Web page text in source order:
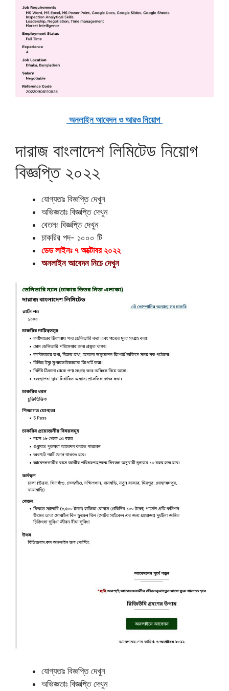
অনলাইন আবেদন ও আরও নিয়োগ
দারাজ বাংলাদেশ লিমিটেড নিয়োগ
বিজ্ঞপ্তি ২০২২
যোগ্যতাঃ বিজ্ঞপ্তি দেখুন
অভিজ্ঞতাঃ বিজ্ঞপ্তি দেখুন
বেতনঃ বিজ্ঞপ্তি দেখুন
চাকরির পদ- ১০০০ টি
ডেড লাইনঃ ৭ অক্টোবর ২০২২
অনলাইন আবেদন নিচে দেখুন
যোগ্যতাঃ বিজ্ঞপ্তি দেখুন
অভিজ্ঞতাঃ বিজ্ঞপ্তি দেখুন